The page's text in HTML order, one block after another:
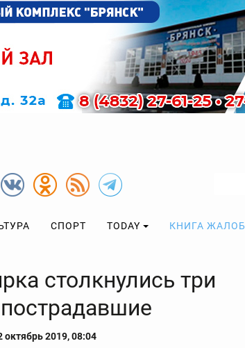
СПОРТ TODAY КНИГА ЖАЛОБ
столкнулись три
октябрь 2019, 08:04